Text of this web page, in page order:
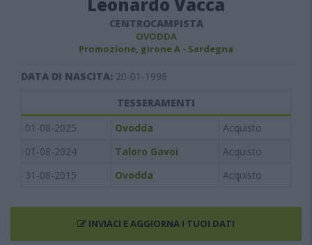
CENTROCAMPISTA
OVODDA
Promozione, girone A - Sardegna
DATA DI NASCITA: 20-01-1996
TESSERAMENTI
01-08-2025
Ovodda
Acquisto
01-08-2024
Taloro Gavoi
Acquisto
31-08-2015
Ovodda Acquisto
INVIACI E AGGIORNA I TUOI DATI